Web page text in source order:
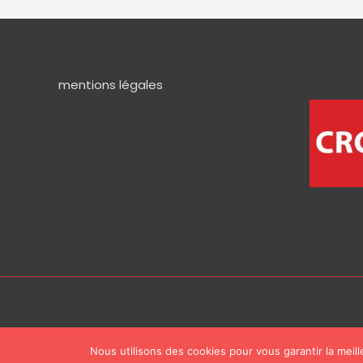
mentions légales
Nous utilisons des cookies pour vous garantir la